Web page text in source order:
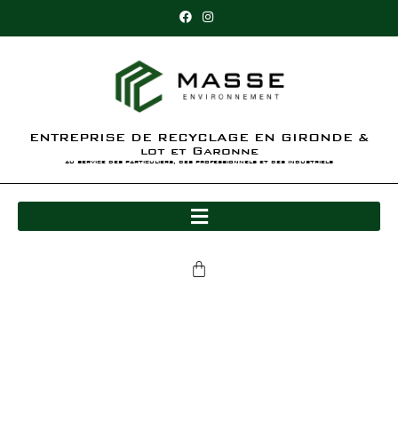
ENTREPRISE DE RECYCLAGE EN GIRONDE &
lot et Garonne
au service des particuliers, des professionnels et des industriels